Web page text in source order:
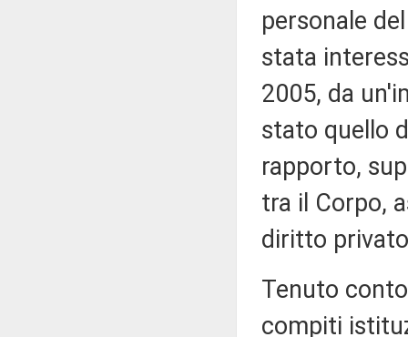
personale
stata
2005, da
stato quello
rapporto,
tra il Corpo,
diritto
Tenuto
compiti